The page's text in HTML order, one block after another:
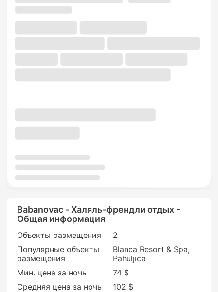
Babanovac - Халяль-френдли отдых -
Общая информация
Объекты размещения
2
Популярные объекты
размещения
Blanca Resort & Spa
Pahuljica
Мин. цена за ночь
74 $
Средняя цена за ночь
102 $